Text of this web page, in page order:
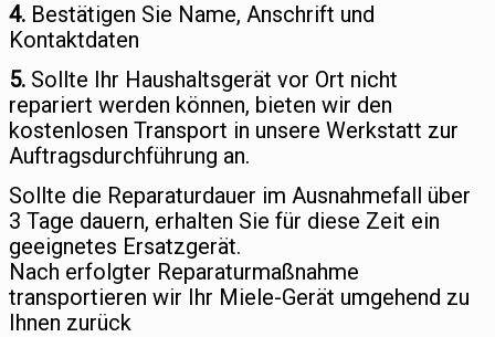
4. Bestätigen Sie Name, Anschrift und
Kontaktdaten
5. Sollte Ihr Haushaltsgerät vor Ort nicht
repariert werden können, bieten wir den
kostenlosen Transport in unsere Werkstatt zur
Auftragsdurchführung an.
Sollte die Reparaturdauer im Ausnahmefall über
3 Tage dauern, erhalten Sie für diese Zeit ein
geeignetes Ersatzgerät.
Nach erfolgter Reparaturmaßnahme
transportieren wir Ihr Miele-Gerät umgehend zu
Ihnen zurück